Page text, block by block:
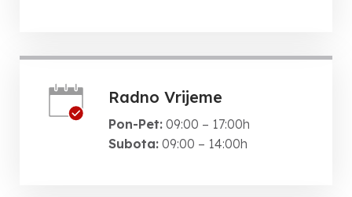
Radno Vrijeme
Pon-Pet: 09:00 – 17:00h
Subota: 09:00 – 14:00h